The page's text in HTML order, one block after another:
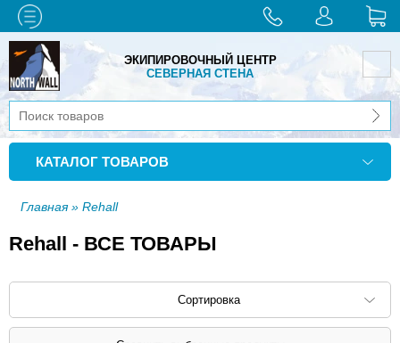
ЭКИПИРОВОЧНЫЙ ЦЕНТР
СЕВЕРНАЯ СТЕНА
КАТАЛОГ ТОВАРОВ
Главная» Rehall
Rehall - ВСЕ ТОВАРЫ
Сортировка
Сортировать по: наименованию (